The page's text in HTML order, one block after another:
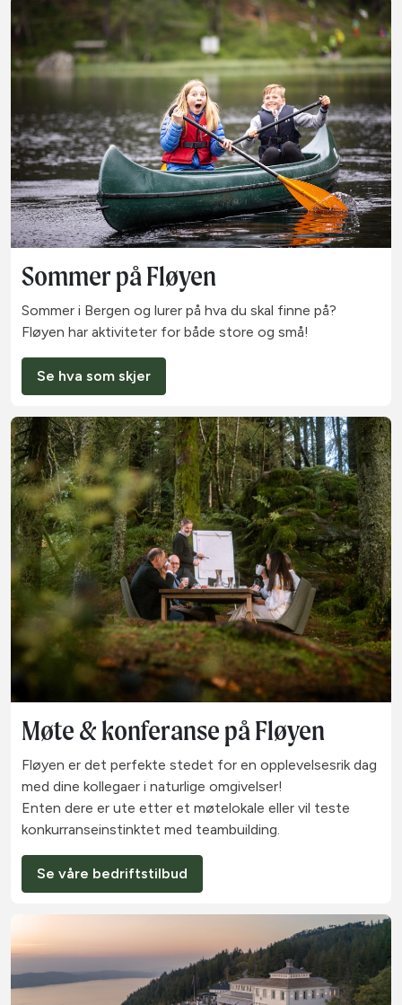
Sommer på Fløyen
Sommer i Bergen og lurer på hva du skal finne på?
Fløyen har aktiviteter for både store og små!
Se hva som skjer
Møte & konferanse på Fløyen
Fløyen er det perfekte stedet for en opplevelsesrik dag
med dine kollegaer i naturlige omgivelser!
Enten dere er ute etter et møtelokale eller vil teste
konkurranseinstinktet med teambuilding.
Se våre bedriftstilbud